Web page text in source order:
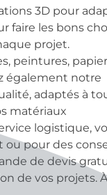
3D pour
faire les bons
projet.
peintures,
également notre
adaptés à
matériaux
logistique,
ou pour des
de devis
de vos projets. À